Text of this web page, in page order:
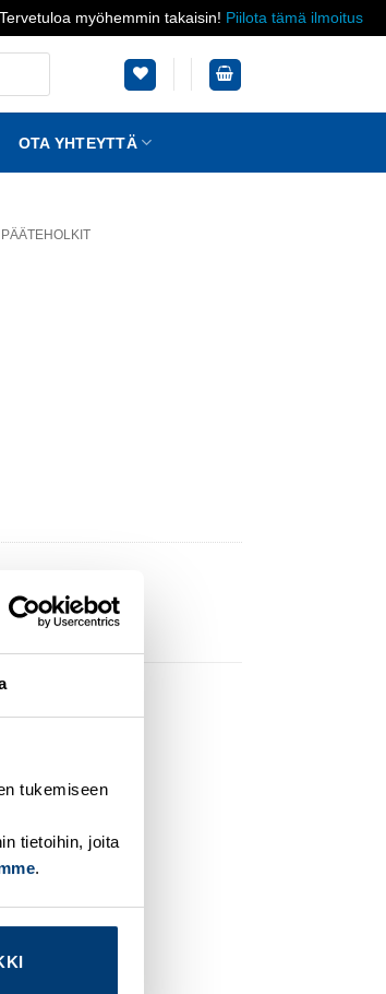
tukemiseen
tietoihin, joita
.
myöhemmin takaisin! Piilota tämä ilmoitus
OTA YHTEYTTÄ
PÄÄTEHOLKIT